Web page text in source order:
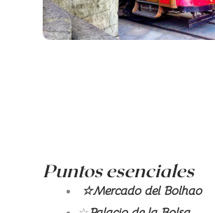
Puntos esenciales
☆Mercado del Bolhao